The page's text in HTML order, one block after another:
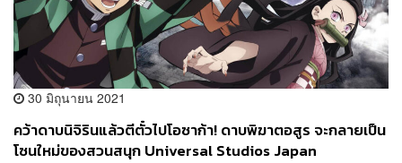
30 มิถุนายน 2021
คว้าดาบนิจิรินแล้วตีตั๋วไปโอซาก้า! ดาบพิฆาตอสูร จะกลายเป็น
โซนใหม่ของสวนสนุก Universal Studios Japan